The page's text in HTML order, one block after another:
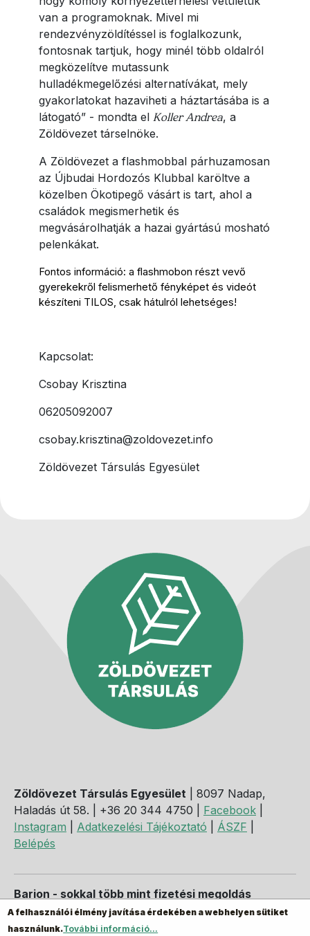
van a programoknak. Mivel mi
rendezvényzöldítéssel is foglalkozunk,
fontosnak tartjuk, hogy minél több oldalról
megközelítve mutassunk
hulladékmegelőzési alternatívákat, mely
gyakorlatokat hazaviheti a háztartásába is a
látogató” - mondta el Koller Andrea, a
Zöldövezet társelnöke.
A Zöldövezet a flashmobbal párhuzamosan
az Újbudai Hordozós Klubbal karöltve a
közelben Ökotipegő vásárt is tart, ahol a
családok megismerhetik és
megvásárolhatják a hazai gyártású mosható
pelenkákat.
Fontos információ: a flashmobon részt vevő
gyerekekről felismerhető fényképet és videót
készíteni TILOS, csak hátulról lehetséges!
Kapcsolat:
Csobay Krisztina
06205092007
csobay.krisztina@zoldovezet.info
Zöldövezet Társulás Egyesület
Zöldövezet Társulás Egyesület | 8097 Nadap,
Haladás út 58. | +36 20 344 4750 | Facebook
Instagram
Adatkezelési Tájékoztató ÁSZF
Belépés
Barion - sokkal több mint fizetési megoldás
A felhasználói élmény javítása érdekében a webhelyen sütiket
használunk.További információ...